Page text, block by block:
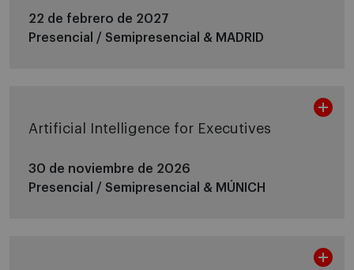
22 de febrero de 2027
Presencial / Semipresencial & MADRID
Artificial Intelligence for Executives
30 de noviembre de 2026
Presencial / Semipresencial & MÚNICH